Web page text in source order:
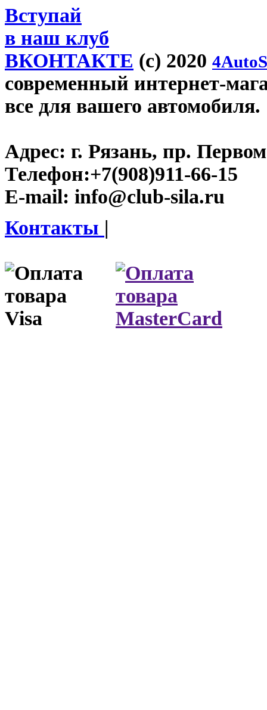
Вступай
в наш клуб
ВКОНТАКТЕ (c) 2020
современный интернет-
все для вашего автомобиля.
Адрес: г. Рязань, пр.
Телефон:+7(908)911-66-15
E-mail: info@club-sila.ru
Контакты |